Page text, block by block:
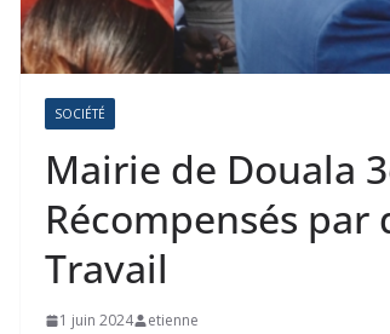
SOCIÉTÉ
Mairie de Douala
Récompensés par
Travail
1 juin 2024 etienne